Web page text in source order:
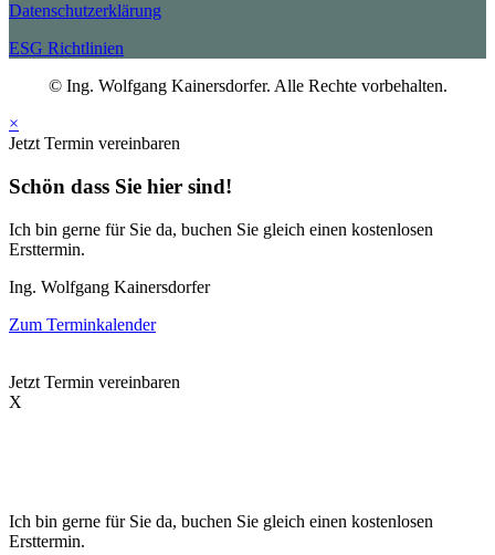
Datenschutzerklärung
ESG Richtlinien
© Ing. Wolfgang Kainersdorfer. Alle Rechte vorbehalten.
×
Jetzt Termin vereinbaren
Schön dass Sie hier sind!
Ich bin gerne für Sie da, buchen Sie gleich einen kostenlosen
Ersttermin.
Ing. Wolfgang Kainersdorfer
Zum Terminkalender
Jetzt Termin vereinbaren
X
Ich bin gerne für Sie da, buchen Sie gleich einen kostenlosen
Ersttermin.